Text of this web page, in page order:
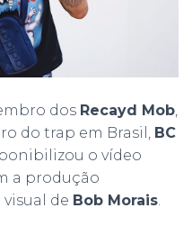
dos Recayd Mob,
do trap em Brasil, BC
o vídeo
a produção
visual de Bob Morais.